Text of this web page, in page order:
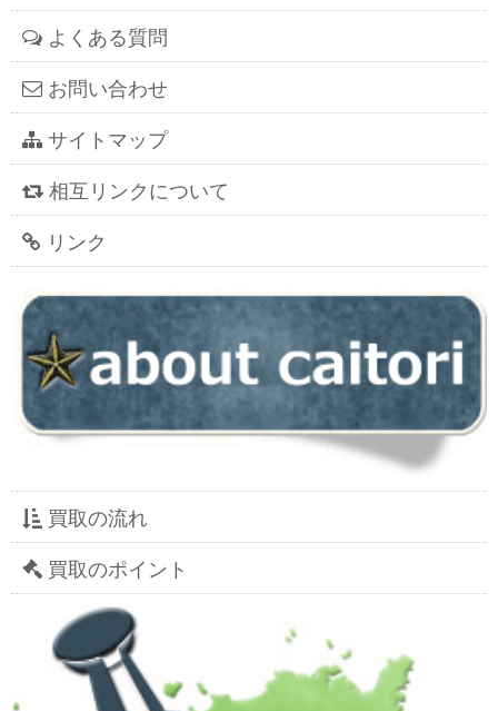
よくある質問
お問い合わせ
サイトマップ
相互リンクについて
リンク
買取の流れ
買取のポイント